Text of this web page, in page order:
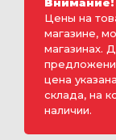
Цены на
магазине,
магазинах.
цена
склада, на
наличии.